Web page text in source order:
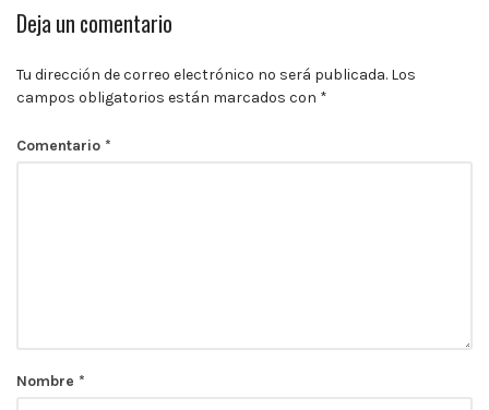
Deja un comentario
Tu dirección de correo electrónico no será publicada. Los
campos obligatorios están marcados con *
Comentario *
Nombre *